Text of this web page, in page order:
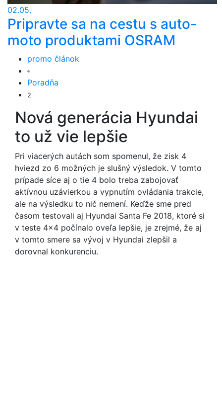
02.05.
Pripravte sa na cestu s auto-
moto produktami OSRAM
promo článok
Poradňa
2
Nová generácia Hyundai
to už vie lepšie
Pri viacerých autách som spomenul, že zisk 4
hviezd zo 6 možných je slušný výsledok. V tomto
prípade síce aj o tie 4 bolo treba zabojovať
aktívnou uzávierkou a vypnutím ovládania trakcie,
ale na výsledku to nič nemení. Keďže sme pred
časom testovali aj Hyundai Santa Fe 2018, ktoré si
v teste 4x4 počínalo oveľa lepšie, je zrejmé, že aj
v tomto smere sa vývoj v Hyundai zlepšil a
dorovnal konkurenciu.